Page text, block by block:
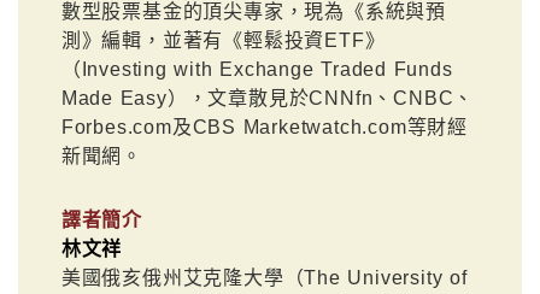
數型股票基金的頂尖專家，現為《系統與預
測》編輯，並著有《輕鬆投資ETF》
（Investing with Exchange Traded Funds
Made Easy），文章散見於CNNfn、CNBC、
Forbes.com及CBS Marketwatch.com等財經
新聞網。
譯者簡介
林文祥
美國俄亥俄州艾克隆大學（The University of